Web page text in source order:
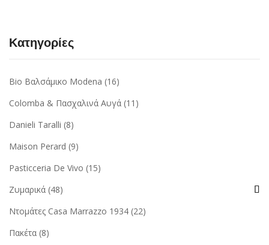
Κατηγορίες
Bio Βαλσάμικο Modena (16)
Colomba & Πασχαλινά Αυγά (11)
Danieli Taralli (8)
Maison Perard (9)
Pasticceria De Vivo (15)
Ζυμαρικά (48)
Ντομάτες Casa Marrazzo 1934 (22)
Πακέτα (8)